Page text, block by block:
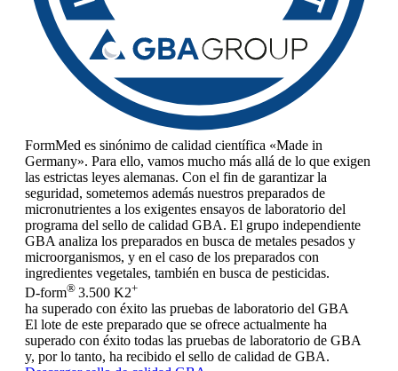
FormMed es sinónimo de calidad científica «Made in
Germany». Para ello, vamos mucho más allá de lo que exigen
las estrictas leyes alemanas. Con el fin de garantizar la
seguridad, sometemos además nuestros preparados de
micronutrientes a los exigentes ensayos de laboratorio del
programa del sello de calidad GBA. El grupo independiente
GBA analiza los preparados en busca de metales pesados y
microorganismos, y en el caso de los preparados con
ingredientes vegetales, también en busca de pesticidas.
D-form® 3.500 K2+
ha superado con éxito las pruebas de laboratorio del GBA
El lote de este preparado que se ofrece actualmente ha
superado con éxito todas las pruebas de laboratorio de GBA
y, por lo tanto, ha recibido el sello de calidad de GBA.